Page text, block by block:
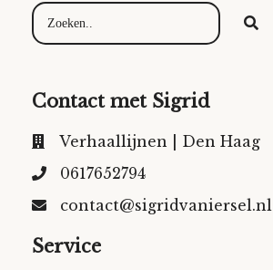
Contact met Sigrid
Verhaallijnen | Den Haag
0617652794
contact@sigridvaniersel.nl
Service